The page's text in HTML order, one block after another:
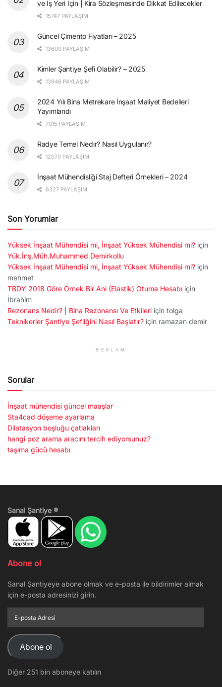
ve İş Yeri İçin | Kira Sözleşmesinde Dikkat Edilecekler
15747 PAYLAŞIM
Güncel Çimento Fiyatları – 2025
13600 PAYLAŞIM
Kimler Şantiye Şefi Olabilir? – 2025
13946 PAYLAŞIM
2024 Yılı Bina Metrekare İnşaat Maliyet Bedelleri
Yayımlandı
7015 PAYLAŞIM
Radye Temel Nedir? Nasıl Uygulanır?
12070 PAYLAŞIM
İnşaat Mühendisliği Staj Defteri Örnekleri – 2024
6327 PAYLAŞIM
Son Yorumlar
Yüksek İnşaat Mühendisi mi, İnşaat Yüksek Mühendisi mi? için
Yük.İnş.Müh.Muhammed Demirkollu
Yüksek İnşaat Mühendisi mi, İnşaat Yüksek Mühendisi mi? için
mehmet
TBDY 2018 Göre Örnek Bir Ani (Elastik) Otuma Hesabı için
İbrahim
Rezonans Nedir? | Bina Rezonansı Ve Etkileri için tolga
Teknikerler Şantiye Şefliğini Nasıl Başlatır? için ramazan demir
REKLAM
Sorular
İnşaat mühendisi güncel maaşlar
Sta4cad döşeme ayarlama
Dilatasyon boşluğu çatlakları
hangi poz arama aracını tercih ediyorsunuz?
taşıma gücü hesabı
Sanal Şantiye ®
Abone ol
Sanal Şantiyeye abone olmak ve e-posta ile bildirimler almak
için e-posta adresinizi girin.
posta
Adresi
Abone ol
Diğer 251 bin aboneye katılın